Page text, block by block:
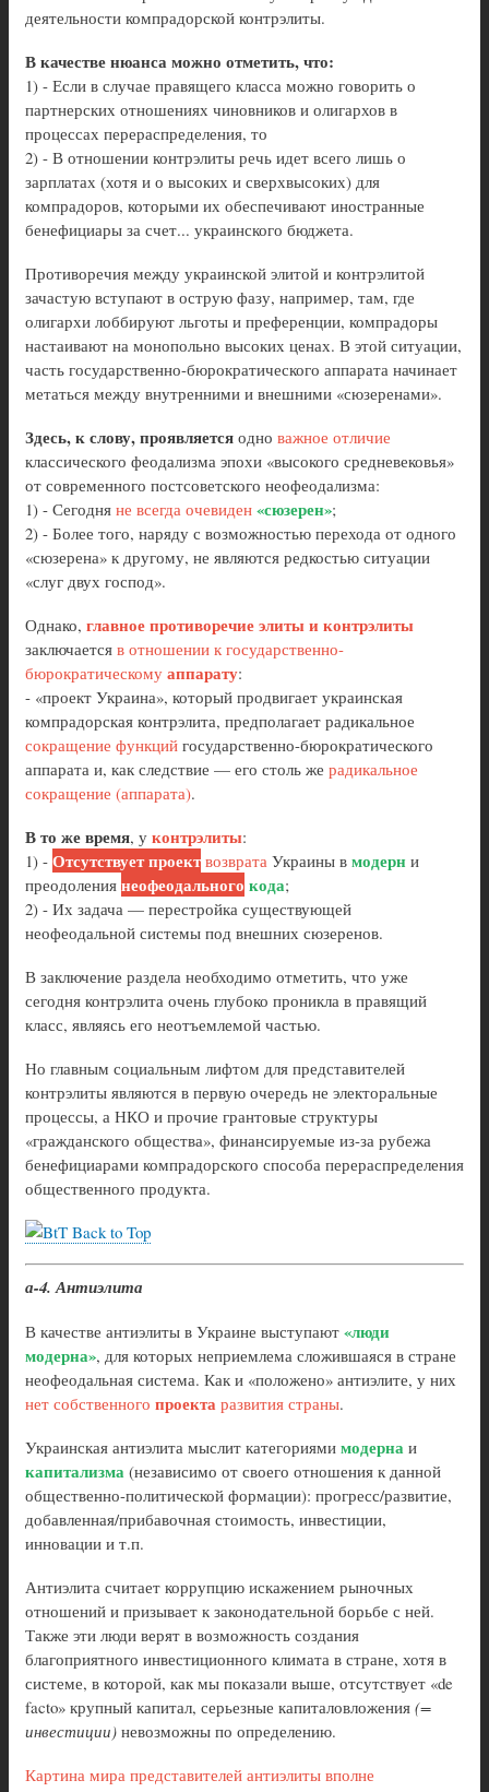
деятельности компрадорской контрэлиты.
В качестве нюанса можно отметить, что:
1) - Если в случае правящего класса можно говорить о
партнерских отношениях чиновников и олигархов в
процессах перераспределения, то
2) - В отношении контрэлиты речь идет всего лишь о
зарплатах (хотя и о высоких и сверхвысоких) для
компрадоров, которыми их обеспечивают иностранные
бенефициары за счет... украинского бюджета.
Противоречия между украинской элитой и контрэлитой
зачастую вступают в острую фазу, например, там, где
олигархи лоббируют льготы и преференции, компрадоры
настаивают на монопольно высоких ценах. В этой ситуации,
часть государственно-бюрократического аппарата начинает
метаться между внутренними и внешними «сюзеренами».
Здесь, к слову, проявляется одно важное отличие
классического феодализма эпохи «высокого средневековья»
от современного постсоветского неофеодализма:
1) - Сегодня не всегда очевиден «сюзерен»;
2) - Более того, наряду с возможностью перехода от одного
«сюзерена» к другому, не являются редкостью ситуации
«слуг двух господ».
Однако, главное противоречие элиты и контрэлиты
заключается в отношении к государственно-
бюрократическому аппарату:
- «проект Украина», который продвигает украинская
компрадорская контрэлита, предполагает радикальное
сокращение функций государственно-бюрократического
аппарата и, как следствие — его столь же радикальное
сокращение (аппарата).
В то же время, у контрэлиты:
1) - Отсутствует проект возврата Украины в модерн и
преодоления неофеодального кода;
2) - Их задача — перестройка существующей
неофеодальной системы под внешних сюзеренов.
В заключение раздела необходимо отметить, что уже
сегодня контрэлита очень глубоко проникла в правящий
класс, являясь его неотъемлемой частью.
Но главным социальным лифтом для представителей
контрэлиты являются в первую очередь не электоральные
процессы, а НКО и прочие грантовые структуры
«гражданского общества», финансируемые из-за рубежа
бенефициарами компрадорского способа перераспределения
общественного продукта.
Back to Top
а-4. Антиэлита
В качестве антиэлиты в Украине выступают «люди
модерна», для которых неприемлема сложившаяся в стране
неофеодальная система. Как и «положено» антиэлите, у них
нет собственного проекта развития страны.
Украинская антиэлита мыслит категориями модерна и
капитализма (независимо от своего отношения к данной
общественно-политической формации): прогресс/развитие,
добавленная/прибавочная стоимость, инвестиции,
инновации и т.п.
Антиэлита считает коррупцию искажением рыночных
отношений и призывает к законодательной борьбе с ней.
Также эти люди верят в возможность создания
благоприятного инвестиционного климата в стране, хотя в
системе, в которой, как мы показали выше, отсутствует «de
facto» крупный капитал, серьезные капиталовложения (=
инвестиции) невозможны по определению.
Картина мира представителей антиэлиты вполне